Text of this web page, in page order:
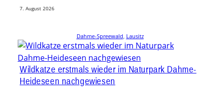
7. August 2026
Dahme-Spreewald Lausitz
Wildkatze erstmals wieder im Naturpark Dahme-
Heideseen nachgewiesen